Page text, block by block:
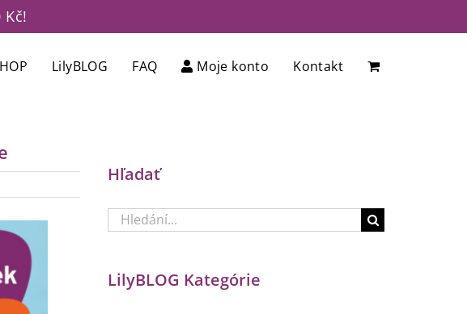
LilyBLOG FAQ Moje konto Kontakt
Hľadať
Hledat:
LilyBLOG Kategórie